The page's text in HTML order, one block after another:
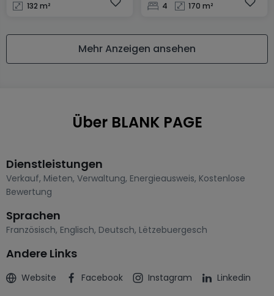
132 m² 4 170 m²
Mehr Anzeigen ansehen
Über BLANK PAGE
Dienstleistungen
Verkauf, Mieten, Verwaltung, Energieausweis, Kostenlose
Bewertung
Sprachen
Französisch, Englisch, Deutsch, Lëtzebuergesch
Andere Links
Website Facebook Instagram Linkedin